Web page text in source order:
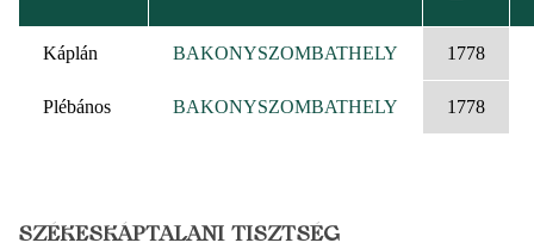
Káplán
BAKONYSZOMBATHELY 1778
Plébános BAKONYSZOMBATHELY 1778
SZÉKESKÁPTALANI TISZTSÉG